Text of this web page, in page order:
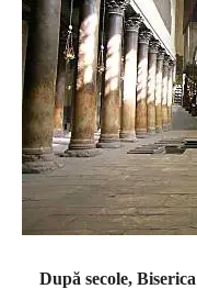
După secole,